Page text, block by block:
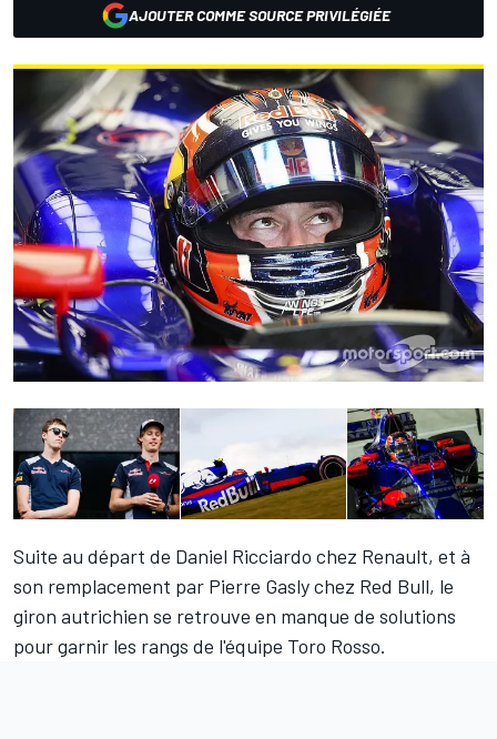
AJOUTER COMME SOURCE PRIVILÉGIÉE
Suite au départ de Daniel Ricciardo chez Renault, et à
son remplacement par Pierre Gaslychez Red Bull, le
giron autrichien se retrouve en manque de solutions
pour garnir les rangs de l'équipe Toro Rosso.